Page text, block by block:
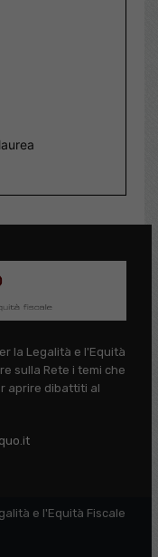
la Legalità e l'Equità
sulla Rete i temi che
aprire dibattiti al
e l'Equità Fiscale